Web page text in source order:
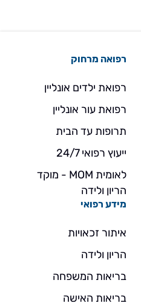
רפואה מרחוק
רפואת ילדים אונליין
רפואת עור אונליין
תרופות עד הבית
ייעוץ רפואי 24/7
לאומית MOM - מוקד
הריון ולידה
מידע רפואי
איתור זכאויות
הריון ולידה
בריאות המשפחה
בריאות האישה